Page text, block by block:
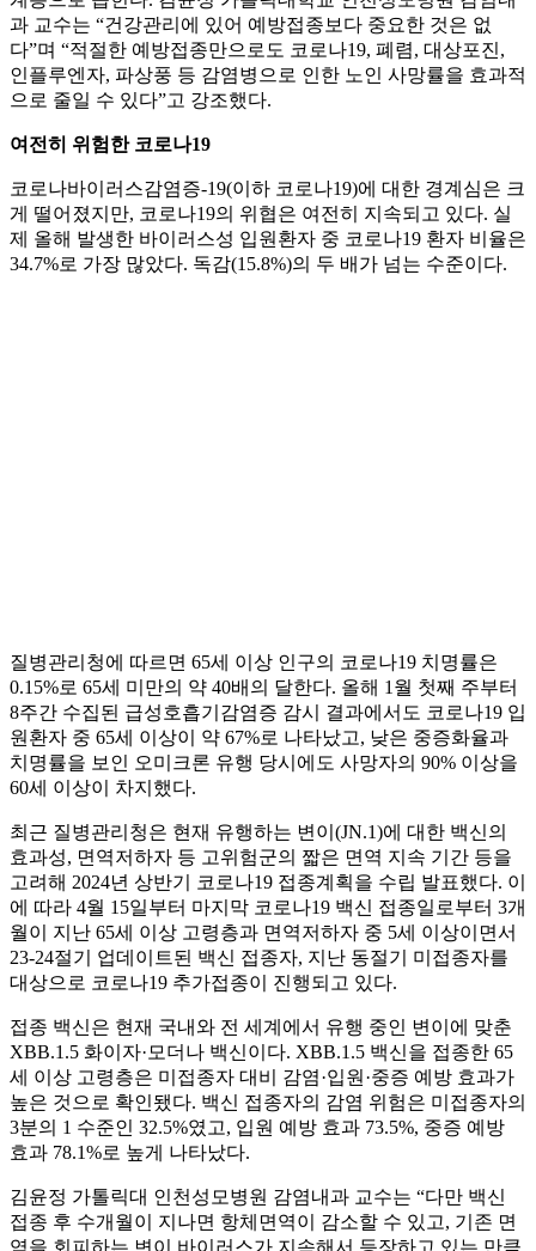
과 교수는 “건강관리에 있어 예방접종보다 중요한 것은 없
다”며 “적절한 예방접종만으로도 코로나19, 폐렴, 대상포진,
인플루엔자, 파상풍 등 감염병으로 인한 노인 사망률을 효과적
으로 줄일 수 있다”고 강조했다.
여전히 위험한 코로나19
코로나바이러스감염증-19(이하 코로나19)에 대한 경계심은 크
게 떨어졌지만, 코로나19의 위협은 여전히 지속되고 있다. 실
제 올해 발생한 바이러스성 입원환자 중 코로나19 환자 비율은
34.7%로 가장 많았다. 독감(15.8%)의 두 배가 넘는 수준이다.
질병관리청에 따르면 65세 이상 인구의 코로나19 치명률은
0.15%로 65세 미만의 약 40배의 달한다. 올해 1월 첫째 주부터
8주간 수집된 급성호흡기감염증 감시 결과에서도 코로나19 입
원환자 중 65세 이상이 약 67%로 나타났고, 낮은 중증화율과
치명률을 보인 오미크론 유행 당시에도 사망자의 90% 이상을
60세 이상이 차지했다.
최근 질병관리청은 현재 유행하는 변이(JN.1)에 대한 백신의
효과성, 면역저하자 등 고위험군의 짧은 면역 지속 기간 등을
고려해 2024년 상반기 코로나19 접종계획을 수립 발표했다. 이
에 따라 4월 15일부터 마지막 코로나19 백신 접종일로부터 3개
월이 지난 65세 이상 고령층과 면역저하자 중 5세 이상이면서
23-24절기 업데이트된 백신 접종자, 지난 동절기 미접종자를
대상으로 코로나19 추가접종이 진행되고 있다.
접종 백신은 현재 국내와 전 세계에서 유행 중인 변이에 맞춘
XBB.1.5 화이자·모더나 백신이다. XBB.1.5 백신을 접종한 65
세 이상 고령층은 미접종자 대비 감염·입원·중증 예방 효과가
높은 것으로 확인됐다. 백신 접종자의 감염 위험은 미접종자의
3분의 1 수준인 32.5%였고, 입원 예방 효과 73.5%, 중증 예방
효과 78.1%로 높게 나타났다.
김윤정 가톨릭대 인천성모병원 감염내과 교수는 “다만 백신
접종 후 수개월이 지나면 항체면역이 감소할 수 있고, 기존 면